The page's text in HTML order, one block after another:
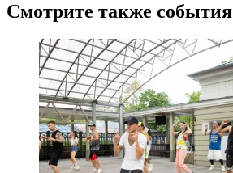
Смотрите также события